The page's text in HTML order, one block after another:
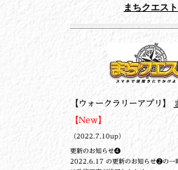
まちクエスト
【ウォークラリーアプリ】
【New】
（2022.7.10up）
更新のお知らせ❹
2022.6.17 の更新のお知らせ❷の一